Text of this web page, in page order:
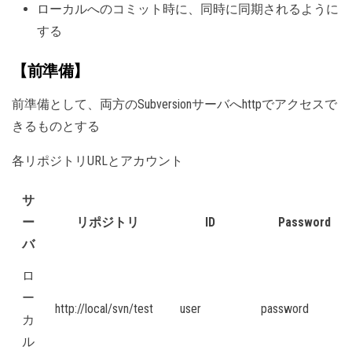
ローカルへのコミット時に、同時に同期されるように
する
【前準備】
前準備として、両方のSubversionサーバへhttpでアクセスで
きるものとする
各リポジトリURLとアカウント
サ
ー
バ
リポジトリ ID Password
ロ
ー
カ
ル
http://local/svn/test user password